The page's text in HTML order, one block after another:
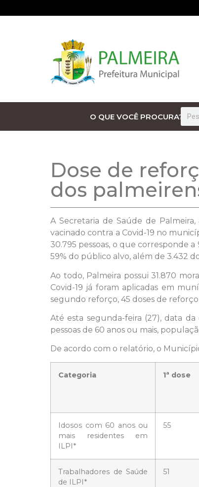
O QUE VOCÊ PROCURA?
Dose de
dos
A Secretaria de Saúde de
vacinado contra a Covid-19 no
30.795 pessoas, o que corresponde
59% do público alvo, além de 3.432
Ao todo, Palmeira possui 31.870
Covid-19 já foram aplicadas em
segundo reforço, 45 doses de
Até esta segunda-feira (27), data
pessoas de 60 anos ou mais,
De acordo com o relatório, o
Categoria 1ª dose
Idosos com 60 anos ou
mais residentes em
ILPI*
55
Trabalhadores de Saúde
de ILPI*
51